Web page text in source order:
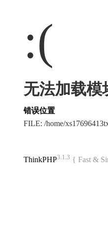
:(
无法加载模
错误位置
FILE: /home/
ThinkPHP3.1.3 { Fast &